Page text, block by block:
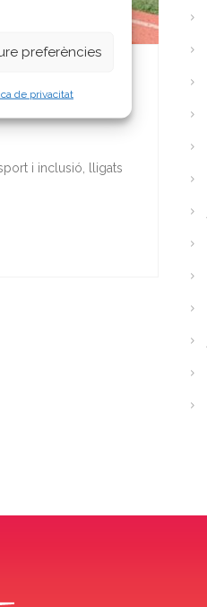
preferències
de privacitat
i inclusió, lligats